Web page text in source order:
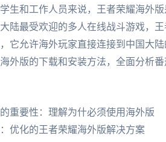
生和工作人员来说，王者荣耀海外
陆最受欢迎的多人在线战斗游戏，
它允许海外玩家直接连接到中国大
外版的下载和安装方法，全面分析
重要性：理解为什必须使用海外版
优化的王者荣耀海外版解决方案